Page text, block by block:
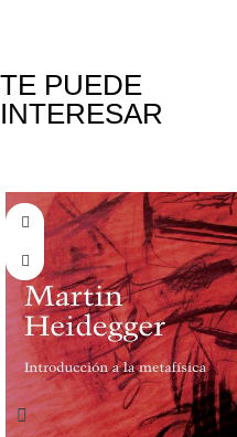
TE PUEDE
INTERESAR